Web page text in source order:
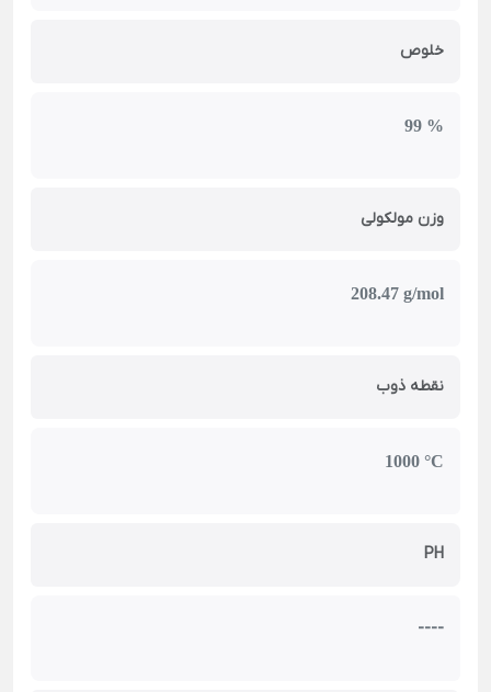
خلوص
99 %
وزن مولکولی
208.47 g/mol
نقطه ذوب
‎1000 °C
PH
----